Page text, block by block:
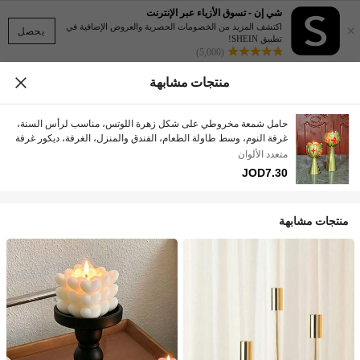
يحصل ×
شي إن - تسوق الأزياء عبر الإنترنت
اكتشف المزيد من الخصومات الحصرية والعروض الإضافية في
تطبيق SHEIN!
(5,000)
منتجات مشابهة
حامل شمعة مخروطي على شكل زهرة اللوتس، مناسب لرأس السنة،
غرفة النوم، وسط طاولة الطعام، الفندق والمنزل، الغرفة، ديكور غرفة
المعيشة، الزفاف، الذكرى السنوية، هدية، ديكور المنزل في العطلات
متعدد الألوان
JOD7.30
منتجات مشابهة